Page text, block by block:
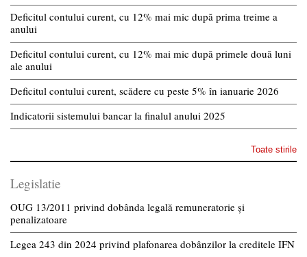
Deficitul contului curent, cu 12% mai mic după prima treime a
anului
Deficitul contului curent, cu 12% mai mic după primele două luni
ale anului
Deficitul contului curent, scădere cu peste 5% în ianuarie 2026
Indicatorii sistemului bancar la finalul anului 2025
Toate stirile
Legislatie
OUG 13/2011 privind dobânda legală remuneratorie și
penalizatoare
Legea 243 din 2024 privind plafonarea dobânzilor la creditele IFN